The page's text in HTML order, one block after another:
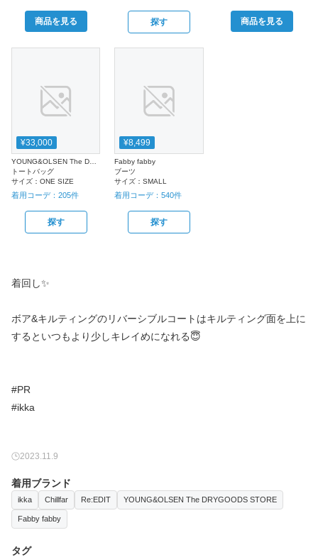
商品を見る 探す 商品を見る
¥33,000
トートバッグ
サイズ： ONE SIZE
着用コーデ： 205件
探す
¥8,499
Fabby fabby
ブーツ
サイズ：SMALL
着用コーデ：540件
探す
着回し✨
ボア&キルティングのリバーシブルコートはキルティング面を上に
するといつもより少しキレイめになれる😇
#PR
#ikka
2023.11.9
着用ブランド
ikka Chillfar Re:EDIT YOUNG&OLSEN The DRYGOODS STORE
Fabby fabby
タグ